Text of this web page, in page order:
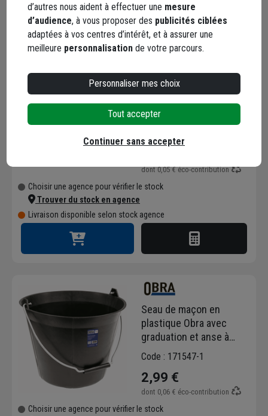
Treillis soudé pour
dallage Obra OB25 en
panneau de 4,21 M x 2,26
M - maille de 15 x 15 cm
- fil de 7 MM
Code : 283950-1
11,72 €
dont0,05 €éco-contribution
Choisir une agence pour vérifier le stock
Trouver du stock en agence
Livraison disponible selon stock agence
Seau de maçon en
plastique Obra avec
graduation et anse à
poignée - capacité de 11
Code : 171547-1
2,99 €
dont 0,06 € éco-contribution
Choisir une agence pour vérifier le stock
d’autres nous aident à effectuer une mesure
d’audience, à vous proposer des publicités ciblées
adaptées à vos centres d’intérêt, et à assurer une
meilleure personnalisation de votre parcours.
Personnaliser mes choix
Tout accepter
Continuer sans accepter